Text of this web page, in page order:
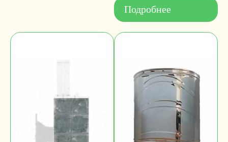
Подробнее